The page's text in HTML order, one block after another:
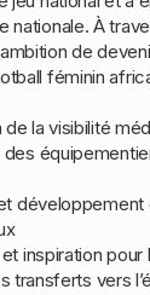
nationale. À
de
féminin
la visibilité
développement
inspiration pour
transferts vers